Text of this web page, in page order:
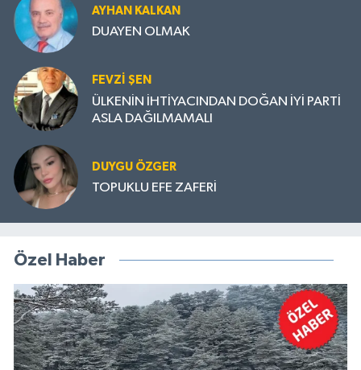
AYHAN KALKAN
DUAYEN OLMAK
FEVZI ŞEN
ÜLKENİN İHTİYACINDAN DOĞAN İYİ PARTİ
ASLA DAĞILMAMALI
DUYGU ÖZGER
TOPUKLU EFE ZAFERİ
Özel Haber